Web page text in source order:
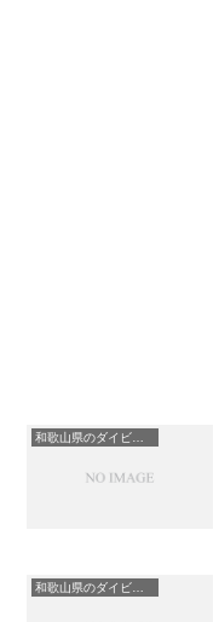
和歌山県のダイビングスポット・ポイント一覧
和歌山県のダイビングスポット・ポイント一覧